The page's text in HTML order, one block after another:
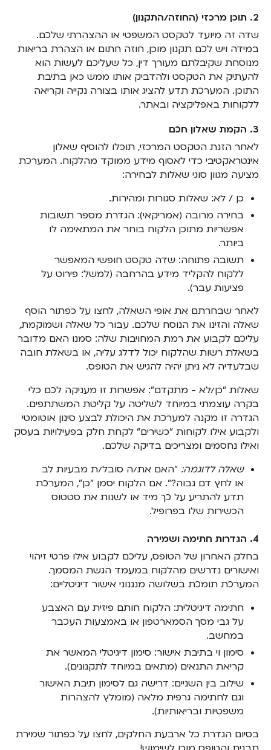
2. תוכן מרכזי (החוזה/התקנון)
שדה זה מיועד לטקסט המשפטי או ההצהרתי שלכם.
במידה ויש לכם תקנון מוכן, חוזה חתום או הצהרת בריאות
מנוסחת שקיבלתם מעורך דין, כל שעליכם לעשות הוא
להעתיק את הטקסט ולהדביק אותו ממש כאן בתיבת
התוכן. המערכת תדע להציג אותו בצורה נקייה וקריאה
ללקוחות באפליקציה ובאתר.
3. הקמת שאלון חכם
לאחר הזנת הטקסט המרכזי, תוכלו להוסיף שאלון
אינטראקטיבי כדי לאסוף מידע ממוקד מהלקוח. המערכת
מציעה מגוון סוגי שאלות לבחירה:
כן / לא: שאלות סגורות ומהירות.
בחירה מרובה (אמריקאי): הגדרת מספר תשובות
אפשריות מתוכן הלקוח בוחר את המתאימה לו
ביותר.
תשובה פתוחה: שדה טקסט חופשי המאפשר
ללקוח להקליד מידע בהרחבה (למשל: פירוט על
פציעות עבר).
לאחר שבחרתם את אופי השאלה, לחצו על כפתור הוסף
שאלה והזינו את הנוסח שלכם. עבור כל שאלה ושמוקמת,
עליכם לקבוע את רמת המחויבות שלה: סמנו האם מדובר
בשאלת רשות שהלקוח יכול לדלג עליה, או בשאלת חובה
שבלעדיה לא ניתן יהיה להגיש את הטופס.
שאלות "כן/לא - מתקדם": אפשרות זו מעניקה לכם כלי
בקרה עוצמתי במיוחד לשליטה על קליטת המשתתפים.
הגדרה זו מקנה למערכת את היכולת לבצע סינון אוטומטי
ולקבוע אילו לקוחות "כשירים" לקחת חלק בפעילויות בעסק
ואילו נחסמים ומצריכים בדיקה שלכם.
שאלה לדוגמה: "האם את/ה סובל/ת מבעיות לב
או לחץ דם גבוה?". אם הלקוח יסמן "כן", המערכת
תדע להתריע על כך מיד או לשנות את סטטוס
הכשירות שלו בפרופיל.
4. הגדרות חתימה ושמירה
בחלק האחרון של הטופס, עליכם לקבוע אילו פרטי זיהוי
ואישורים נדרשים מהלקוח במעמד הגשת המסמך.
המערכת תומכת בשלושה מנגנוני אישור דיגיטליים:
חתימה דיגיטלית: הלקוח חותם פיזית עם האצבע
על גבי מסך הסמארטפון או באמצעות העכבר
במחשב.
סימון וי בתיבת אישור: סימון דיגיטלי המאשר את
קריאת התנאים (מתאים במיוחד לתקנונים).
שילוב בין השניים: דרישה גם לסימון תיבת האישור
וגם לחתימה גרפית מלאה (מומלץ להצהרות
משפטיות ובריאותיות).
בסיום הגדרת כל ארבעת החלקים, לחצו על כפתור שמירת